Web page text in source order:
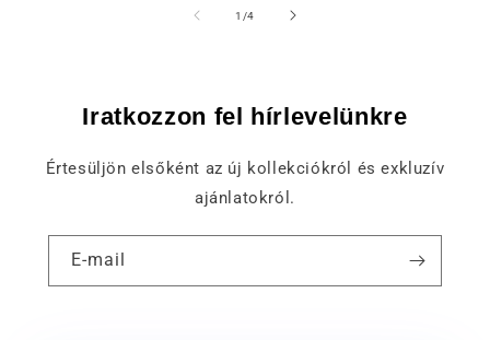
1 /of
4
Iratkozzon fel hírlevelünkre
Értesüljön elsőként az új kollekciókról és exkluzív
ajánlatokról.
E-mail